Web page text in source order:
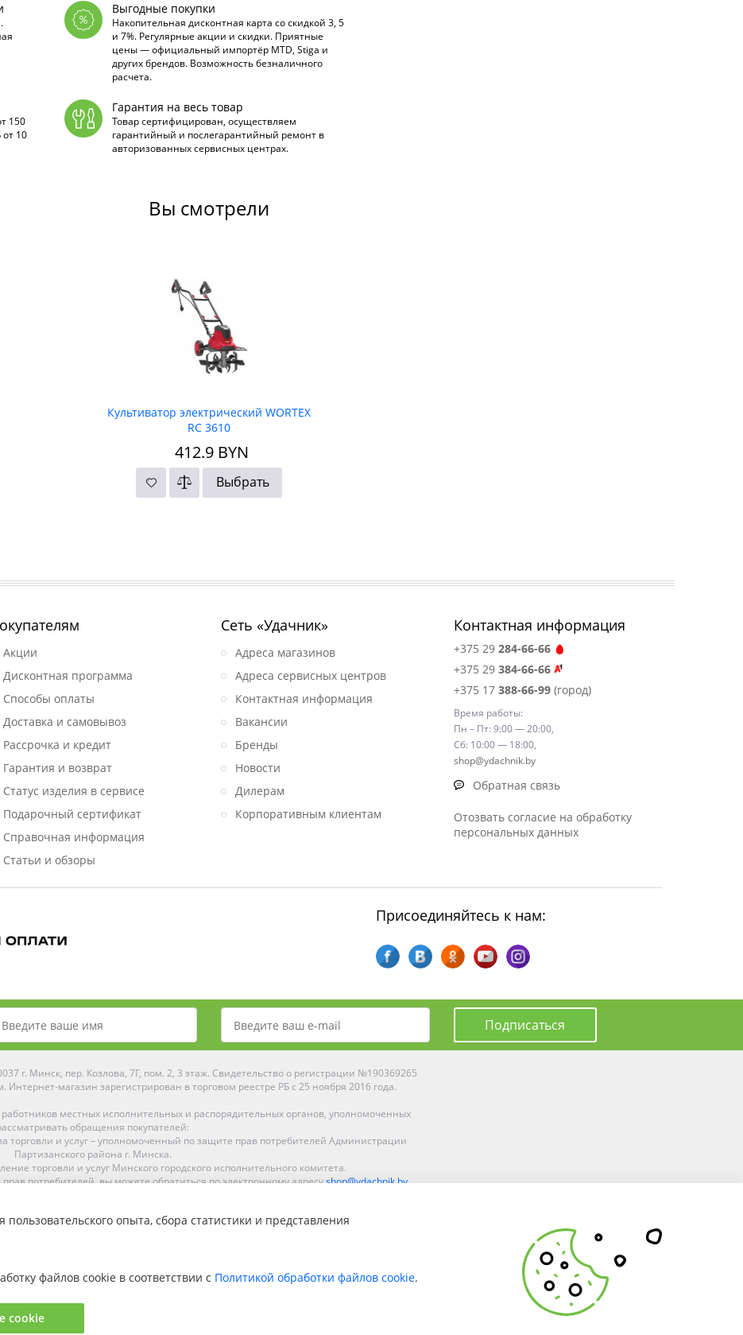
Выгодные покупки
Накопительная дисконтная карта со скидкой 3, 5
и 7%. Регулярные акции и скидки. Приятные
цены — официальный импортёр MTD, Stiga и
других брендов. Возможность безналичного
расчета.
150
10
Гарантия на весь товар
Товар сертифицирован, осуществляем
гарантийный и послегарантийный ремонт в
авторизованных сервисных центрах.
Вы смотрели
Культиватор электрический WORTEX
RC 3610
412.9BYN
Выбрать
Акции
Дисконтная программа
Способы оплаты
Доставка и самовывоз
Рассрочка и кредит
Гарантия и возврат
Статус изделия в сервисе
Подарочный сертификат
Справочная информация
Статьи и обзоры
Сеть «Удачник»
Адреса магазинов
Адреса сервисных центров
Контактная информация
Вакансии
Бренды
Новости
Дилерам
Корпоративным клиентам
Контактная информация
+375 29 284-66-66
+375 29 384-66-66
+375 17 388-66-99(город)
Время работы:
Пн – Пт: 9:00 — 20:00,
Сб: 10:00 — 18:00,
shop@ydachnik.by
Обратная связь
Отозвать согласие на обработку
персональных данных
Присоединяйтесь к нам:
Подписаться
г. Минск, пер. Козлова, 7Г, пом. 2, 3 этаж. Свидетельство о регистрации №190369265
магазин зарегистрирован в торговом реестре РБ с 25 ноября 2016 года.
местных исполнительных и распорядительных органов, уполномоченных
обращения покупателей:
торговли и услуг – уполномоченный по защите прав потребителей Администрации
Партизанского района г. Минска.
торговли и услуг Минского городского исполнительного комитета.
потребителей, вы можете обратиться по электронному адресуshop@ydachnik.by
из5на основании голосования10наших покупателей
Гомеле, Гродно, Могилеве, Бобруйске, Барановичах, Молодечно, Новополоцке,
опыта, сбора статистики и представления
файлов cookie в соответствии с Политикой обработки файлов cookie.
cookie